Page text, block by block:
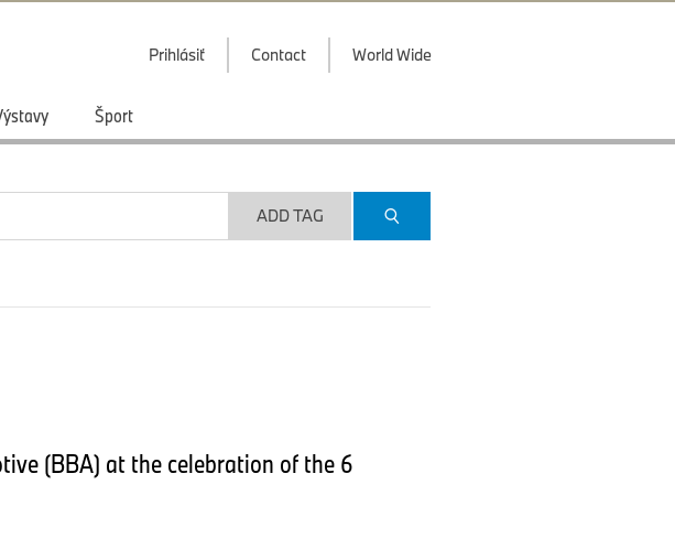
Prihlásiť Contact World Wide
Šport
ADD TAG
(BBA) at the celebration of the 6